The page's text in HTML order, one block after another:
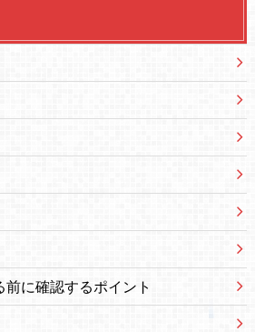
に確認するポイント